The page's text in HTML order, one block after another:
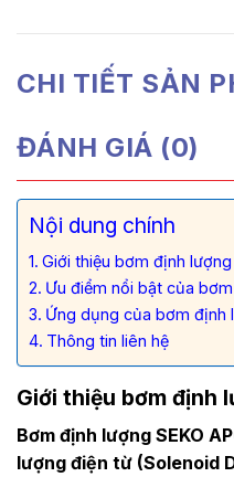
CHI TIẾT SẢN
ĐÁNH GIÁ (0)
Nội dung chính
Giới thiệu bơm định lượng
Ưu điểm nổi bật của
Ứng dụng của bơm định
Thông tin liên hệ
Giới thiệu bơm định
Bơm định lượng SEKO
lượng điện từ (Solenoid